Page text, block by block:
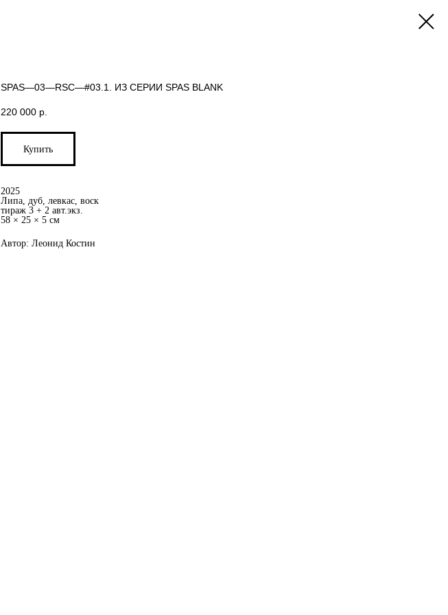
SPAS—03—RSC—#03.1. ИЗ СЕРИИ SPAS BLANK
220 000 р.
Купить
2025
Липа, дуб, левкас, воск
тираж 3 + 2 авт.экз.
58 × 25 × 5 см
Автор: Леонид Костин